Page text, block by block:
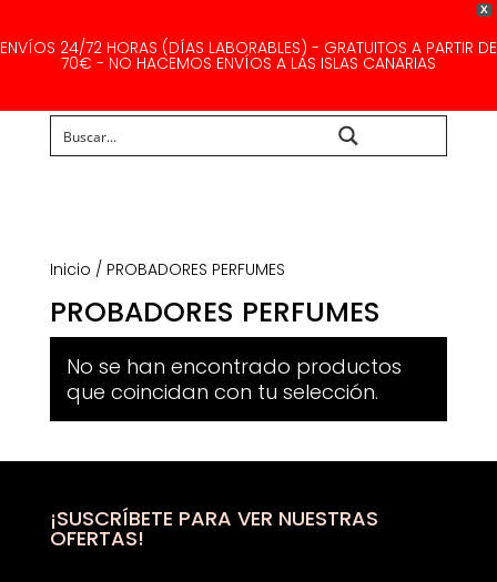
X
ENVÍOS 24/72 HORAS (DÍAS LABORABLES) - GRATUITOS A PARTIR DE
70€ - NO HACEMOS ENVÍOS A LAS ISLAS CANARIAS
Inicio / PROBADORES PERFUMES
PROBADORES PERFUMES
No se han encontrado productos
que coincidan con tu selección.
¡SUSCRÍBETE PARA VER NUESTRAS
OFERTAS!